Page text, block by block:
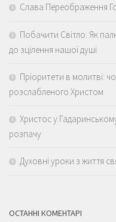
Слава Переображення
Побачити Світло: Як
до зцілення нашої душі
Пріоритети в молитві:
розслабленого Христом
Христос у
розпачу
Духовні уроки з життя
ОСТАННІ КОМЕНТАРІ